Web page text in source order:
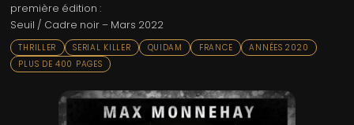
TROMBINO
INDEX
RECHERCHE
première édition :
Seuil / Cadre noir – Mars 2022
THRILLER SERIAL KILLER QUIDAM FRANCE
ANNÉES 2020
PLUS DE 400 PAGES